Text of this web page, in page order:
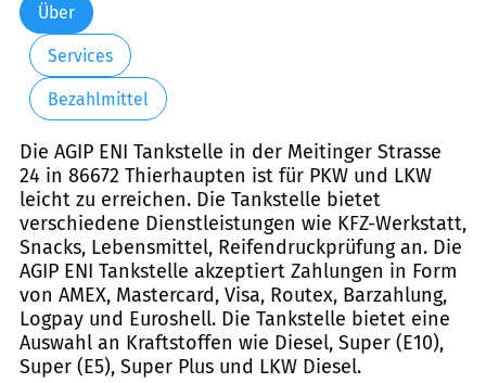
Über
Services
Bezahlmittel
Die AGIP ENI Tankstelle in der Meitinger Strasse
24 in 86672 Thierhaupten ist für PKW und LKW
leicht zu erreichen. Die Tankstelle bietet
verschiedene Dienstleistungen wie KFZ-Werkstatt,
Snacks, Lebensmittel, Reifendruckprüfung an. Die
AGIP ENI Tankstelle akzeptiert Zahlungen in Form
von AMEX, Mastercard, Visa, Routex, Barzahlung,
Logpay und Euroshell. Die Tankstelle bietet eine
Auswahl an Kraftstoffen wie Diesel, Super (E10),
Super (E5), Super Plus und LKW Diesel.